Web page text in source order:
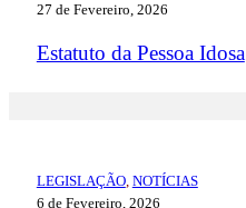
27 de Fevereiro, 2026
Estatuto da Pessoa Idosa
LEGISLAÇÃO, NOTÍCIAS
6 de Fevereiro, 2026